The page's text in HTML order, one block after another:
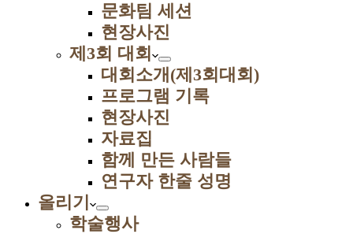
문화팀 세션
현장사진
제3회 대회
대회소개(제3회대회)
프로그램 기록
현장사진
자료집
함께 만든 사람들
연구자 한줄 성명
올리기
학술행사